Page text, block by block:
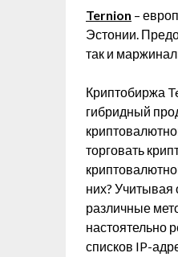
Ternion –
Эстонии.
так и
Криптобиржа
гибридный
торговать
них? Учитывая
различные
настоятельно
списков IP-